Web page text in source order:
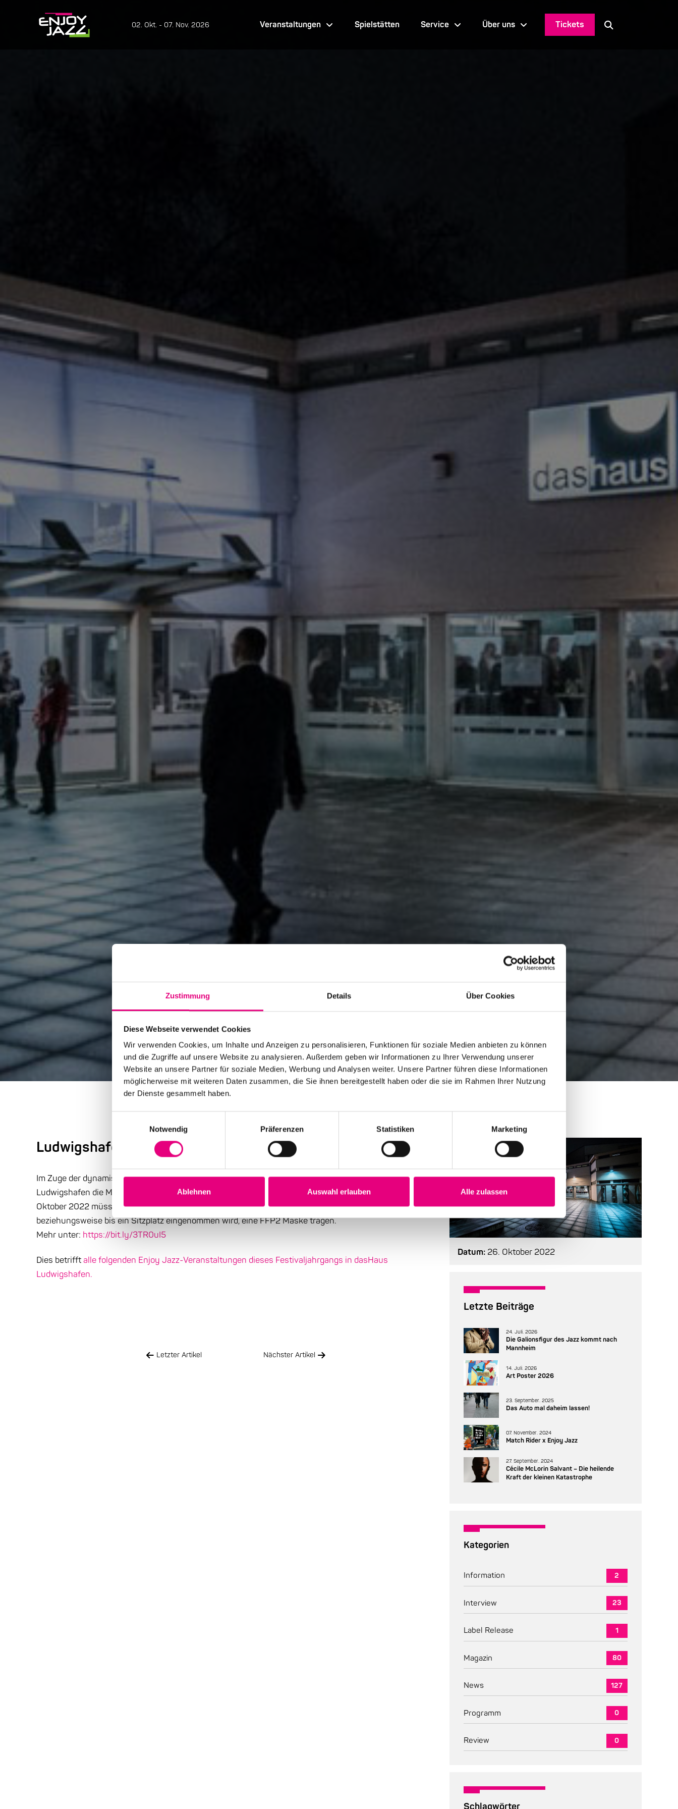
Zustimmung Details Über Cookies
Diese Webseite verwendet Cookies
Wir verwenden Cookies, um Inhalte und Anzeigen zu personalisieren, Funktionen für soziale Medien anbieten zu können
und die Zugriffe auf unsere Website zu analysieren. Außerdem geben wir Informationen zu Ihrer Verwendung unserer
Website an unsere Partner für soziale Medien, Werbung und Analysen weiter. Unsere Partner führen diese Informationen
möglicherweise mit weiteren Daten zusammen, die Sie ihnen bereitgestellt haben oder die sie im Rahmen Ihrer Nutzung
der Dienste gesammelt haben.
Notwendig
Präferenzen Statistiken Marketing
Ablehnen Auswahl erlauben Alle zulassen
02. Okt. - 07. Nov. 2026 Veranstaltungen Spielstätten Service Über uns Tickets
Ludwigshafen führt Maskenpflicht ein
Im Zuge der dynamisch zunehmenden Anzahl an Corona-Infektionen in den vergangenen Wochen führt
Ludwigshafen die Maskenpflicht für Besucher*innen von Verwaltungsgebäuden ein. Ab Montag, 24.
Oktober 2022 müssen daher alle Besucher*innen des Kulturzentrums dasHaus jeweils bis zum Sitzplatz,
beziehungsweise bis ein Sitzplatz eingenommen wird, eine FFP2 Maske tragen.
Mehr unter: https://bit.ly/3TR0uI5
Dies betrifftalle folgenden Enjoy Jazz-Veranstaltungen dieses Festivaljahrgangs in dasHaus
Ludwigshafen.
Letzter Artikel Nächster Artikel
Datum: 26. Oktober 2022
Letzte Beiträge
24. Juli. 2026
Die Galionsfigur des Jazz kommt nach
Mannheim
14. Juli. 2026
Art Poster 2026
23. September. 2025
Das Auto mal daheim lassen!
07. November. 2024
Match Rider x Enjoy Jazz
27. September. 2024
Cécile McLorin Salvant – Die heilende
Kraft der kleinen Katastrophe
Kategorien
Information 2
Interview 23
Label Release 1
Magazin 80
News 127
Programm 0
Review 0